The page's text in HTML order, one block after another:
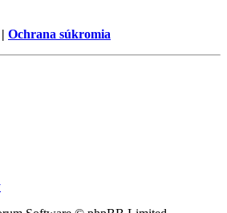
| Ochrana súkromia